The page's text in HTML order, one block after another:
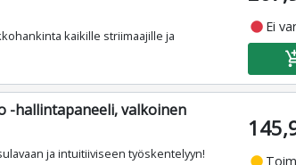
kaikille striimaajille ja
fiber_manual_record Ei
-hallintapaneeli, valkoinen
ja intuitiiviseen työskentelyyn! fiber_manual_record